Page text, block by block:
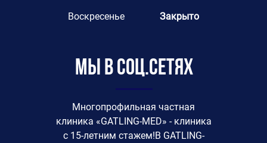
Воскресенье Закрыто
Мы в соц.сетях
Многопрофильная частная
клиника «GATLING-MED» - клиника
с 15-летним стажем!В GATLING-